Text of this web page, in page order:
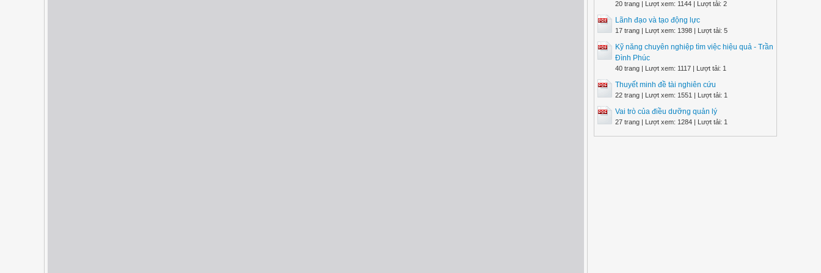
20 trang | Lượt xem: 1144 | Lượt tải: 2
Lãnh đạo và tạo động lực
17 trang | Lượt xem: 1398 | Lượt tải: 5
Kỹ năng chuyên nghiệp tìm việc hiệu quả - Trần
Đình Phúc
40 trang | Lượt xem: 1117 | Lượt tải: 1
Thuyết minh đề tài nghiên cứu
22 trang | Lượt xem: 1551 | Lượt tải: 1
Vai trò của điều dưỡng quản lý
27 trang | Lượt xem: 1284 | Lượt tải: 1